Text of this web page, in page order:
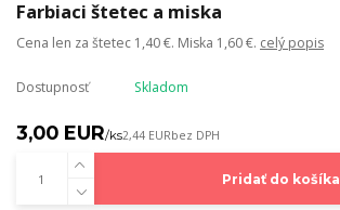
Farbiaci štetec a miska
Cena len za štetec 1,40 €. Miska 1,60 €. celý popis
Dostupnosť Skladom
3,00 EUR/ks2,44 EURbez DPH
Pridať do košíka